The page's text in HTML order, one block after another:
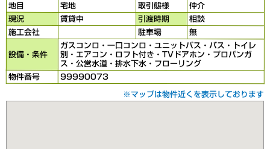
地目 宅地 取引態様
仲介
現況
賃貸中 引渡時期 相談
施工会社 駐車場 無
設備・条件
ガスコンロ・一口コンロ・ユニットバス・バス・トイレ
別・エアコン・ロフト付き・TVドアホン・プロパンガ
ス・公営水道・排水下水・フローリング
物件番号 99990073
※マップは物件近くを表示しております